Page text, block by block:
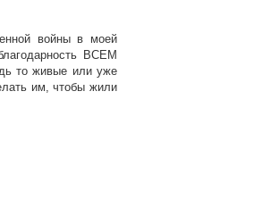
войны в моей
ВСЕМ
то живые или уже
им, чтобы жили